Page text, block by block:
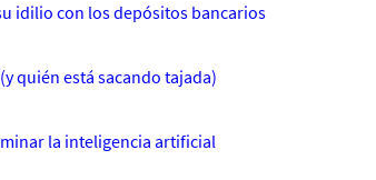
idilio con los depósitos bancarios
quién está sacando tajada)
la inteligencia artificial